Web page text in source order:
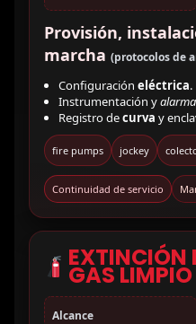
Provisión,
marcha (protocolos de
Configuración eléctrica.
Instrumentación y
Registro decurva y
fire pumps jockey
Continuidad de servicio
EXTINCIÓN
GAS LIMPIO
Alcance